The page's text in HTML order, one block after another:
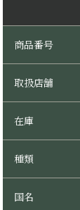
商品番号
取扱店舗
在庫
種類
国名